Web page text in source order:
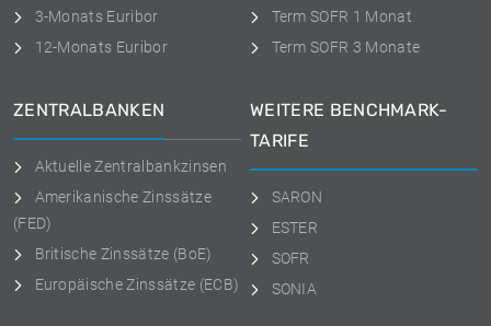
3-Monats Euribor
12-Monats Euribor
Term SOFR 1 Monat
Term SOFR 3 Monate
ZENTRALBANKEN
Aktuelle Zentralbankzinsen
Amerikanische Zinssätze
(FED)
Britische Zinssätze (BoE)
Europäische Zinssätze (ECB)
WEITERE BENCHMARK-
TARIFE
SARON
ESTER
SOFR
SONIA